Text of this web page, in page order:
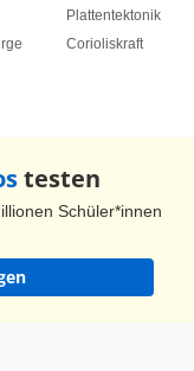
Plattentektonik
Corioliskraft
testen
Schüler*innen